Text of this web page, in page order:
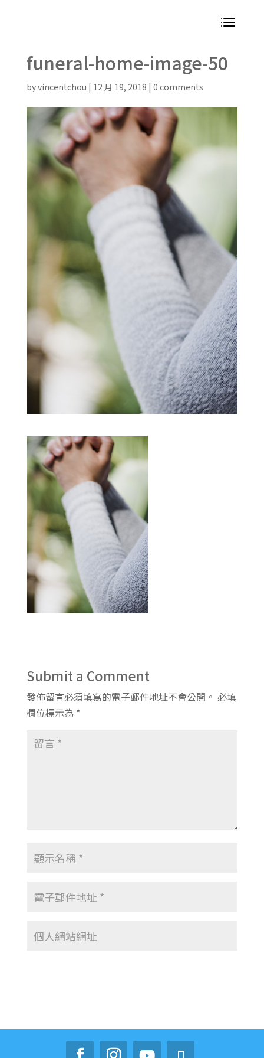
funeral-home-image-50
byvincentchou | 12 月 19, 2018 | 0 comments
Submit a Comment
發佈留言必須填寫的電子郵件地址不會公開。 必填
欄位標示為 *